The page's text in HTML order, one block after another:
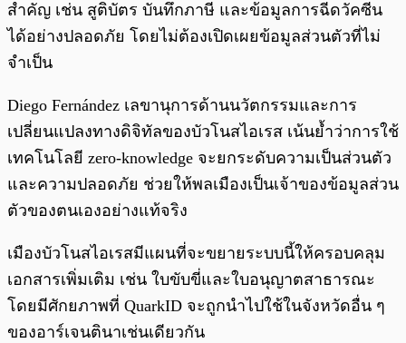
สำคัญ เช่น สูติบัตร บันทึกภาษี และข้อมูลการฉีดวัคซีน
ได้อย่างปลอดภัย โดยไม่ต้องเปิดเผยข้อมูลส่วนตัวที่ไม่
จำเป็น
Diego Fernández เลขานุการด้านนวัตกรรมและการ
เปลี่ยนแปลงทางดิจิทัลของบัวโนสไอเรส เน้นย้ำว่าการใช้
เทคโนโลยี zero-knowledge จะยกระดับความเป็นส่วนตัว
และความปลอดภัย ช่วยให้พลเมืองเป็นเจ้าของข้อมูลส่วน
ตัวของตนเองอย่างแท้จริง
เมืองบัวโนสไอเรสมีแผนที่จะขยายระบบนี้ให้ครอบคลุม
เอกสารเพิ่มเติม เช่น ใบขับขี่และใบอนุญาตสาธารณะ
โดยมีศักยภาพที่ QuarkID จะถูกนำไปใช้ในจังหวัดอื่น ๆ
ของอาร์เจนตินาเช่นเดียวกัน